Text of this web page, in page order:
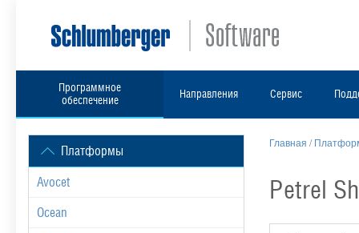
Программное
обеспечение
Направления Сервис
Платформы
Avocet
Ocean
Главная /
Petrel